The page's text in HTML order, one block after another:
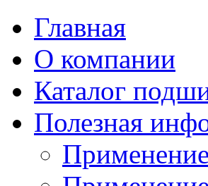
Главная
О компании
Каталог
Полезная